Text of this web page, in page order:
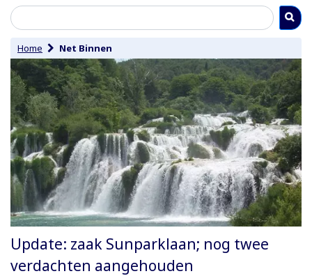
Home Net Binnen
Update: zaak Sunparklaan; nog twee
verdachten aangehouden